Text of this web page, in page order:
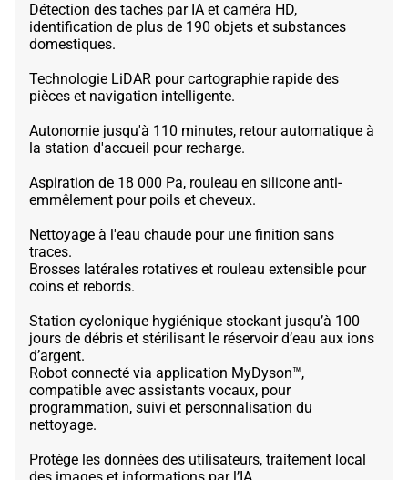
Détection des taches par IA et caméra HD,
identification de plus de 190 objets et substances
domestiques.
Technologie LiDAR pour cartographie rapide des
pièces et navigation intelligente.
Autonomie jusqu'à 110 minutes, retour automatique à
la station d'accueil pour recharge.
Aspiration de 18 000 Pa, rouleau en silicone anti-
emmêlement pour poils et cheveux.
Nettoyage à l'eau chaude pour une finition sans
traces.
Brosses latérales rotatives et rouleau extensible pour
coins et rebords.
Station cyclonique hygiénique stockant jusqu’à 100
jours de débris et stérilisant le réservoir d’eau aux ions
d’argent.
Robot connecté via application MyDyson™,
compatible avec assistants vocaux, pour
programmation, suivi et personnalisation du
nettoyage.
Protège les données des utilisateurs, traitement local